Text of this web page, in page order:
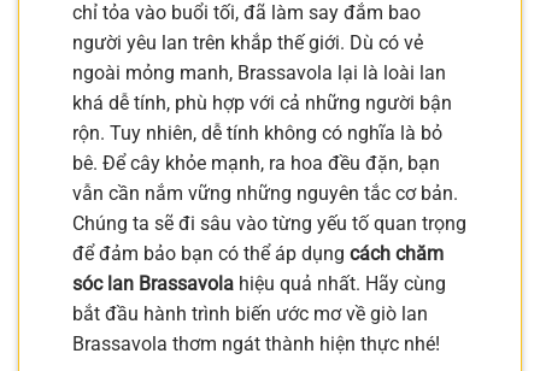
chỉ tỏa vào buổi tối, đã làm say đắm bao
người yêu lan trên khắp thế giới. Dù có vẻ
ngoài mỏng manh, Brassavola lại là loài lan
khá dễ tính, phù hợp với cả những người bận
rộn. Tuy nhiên, dễ tính không có nghĩa là bỏ
bê. Để cây khỏe mạnh, ra hoa đều đặn, bạn
vẫn cần nắm vững những nguyên tắc cơ bản.
Chúng ta sẽ đi sâu vào từng yếu tố quan trọng
để đảm bảo bạn có thể áp dụng cách chăm
sóc lan Brassavola hiệu quả nhất. Hãy cùng
bắt đầu hành trình biến ước mơ về giò lan
Brassavola thơm ngát thành hiện thực nhé!